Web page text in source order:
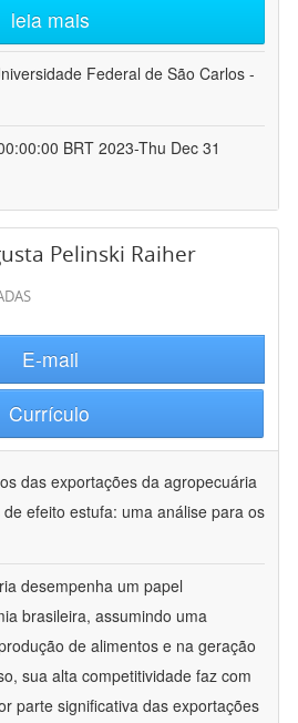
leia mais
Federal de São Carlos -
BRT 2023-Thu Dec 31
Pelinski Raiher
E-mail
Currículo
das exportações da agropecuária
efeito estufa: uma análise para os
desempenha um papel
brasileira, assumindo uma
de alimentos e na geração
sua alta competitividade faz com
parte significativa das exportações